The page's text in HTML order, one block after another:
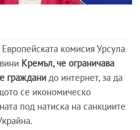
комисия Урсула
Кремъл, че ограничава
граждани до интернет, за да
се икономическо
под натиска на санкциите